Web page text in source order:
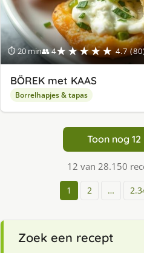
⏱ 20 min👥 4★★★★★ 4.7
BÖREK met KAAS
Borrelhapjes & tapas
Toon nog
12 van 28.150
1 2 …
Zoek een recept